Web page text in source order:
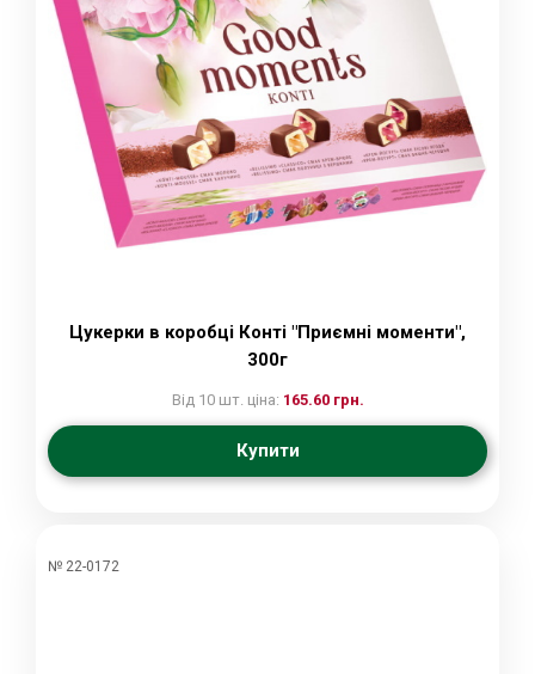
Цукерки в коробці Конті "Приємні моменти",
300г
Від 10 шт. ціна: 165.60 грн.
Купити
№ 22-0172